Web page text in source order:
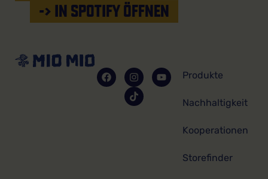
-> IN SPOTIFY ÖFFNEN
Produkte
Nachhaltigkeit
Kooperationen
Storefinder